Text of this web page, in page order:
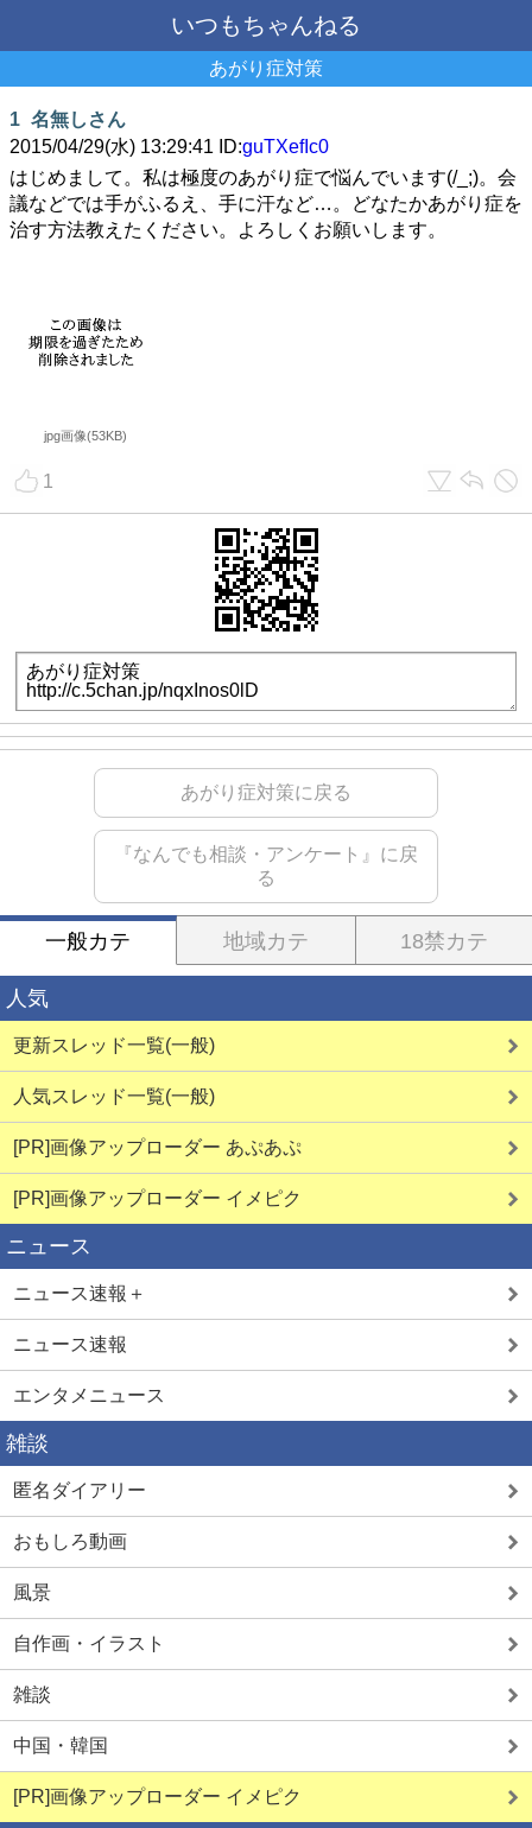
いつもちゃんねる
あがり症対策
1 名無しさん
2015/04/29(水) 13:29:41 ID:guTXefIc0
はじめまして。私は極度のあがり症で悩んでいます(/_;)。会
議などでは手がふるえ、手に汗など…。どなたかあがり症を
治す方法教えたください。よろしくお願いします。
jpg画像(53KB)
1
あがり症対策に戻る
『なんでも相談・アンケート』に戻
る
一般カテ 地域カテ 18禁カテ
人気
更新スレッド一覧(一般)
人気スレッド一覧(一般)
[PR]画像アップローダー あぷあぷ
[PR]画像アップローダー イメピク
ニュース
ニュース速報＋
ニュース速報
エンタメニュース
雑談
匿名ダイアリー
おもしろ動画
風景
自作画・イラスト
雑談
中国・韓国
[PR]画像アップローダー イメピク